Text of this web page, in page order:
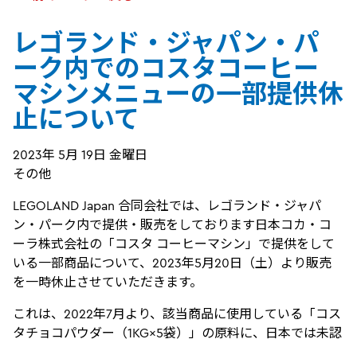
レゴランド・ジャパン・パ
ーク内でのコスタコーヒー
マシンメニューの一部提供休
止について
2023年 5月 19日 金曜日
その他
LEGOLAND Japan 合同会社では、レゴランド・ジャパ
ン・パーク内で提供・販売をしております日本コカ・コ
ーラ株式会社の「コスタ コーヒーマシン」で提供をして
いる一部商品について、2023年5月20日（土）より販売
を一時休止させていただきます。
これは、2022年7月より、該当商品に使用している「コス
タチョコパウダー（1KG×5袋）」の原料に、日本では未認